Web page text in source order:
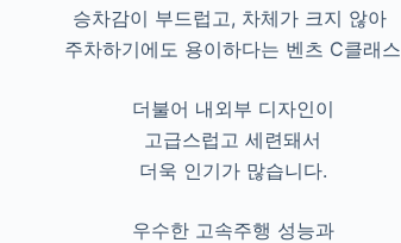
승차감이 부드럽고, 차체가 크지 않아
주차하기에도 용이하다는 벤츠 C클래스
더불어 내외부 디자인이
고급스럽고 세련돼서
더욱 인기가 많습니다.
우수한 고속주행 성능과